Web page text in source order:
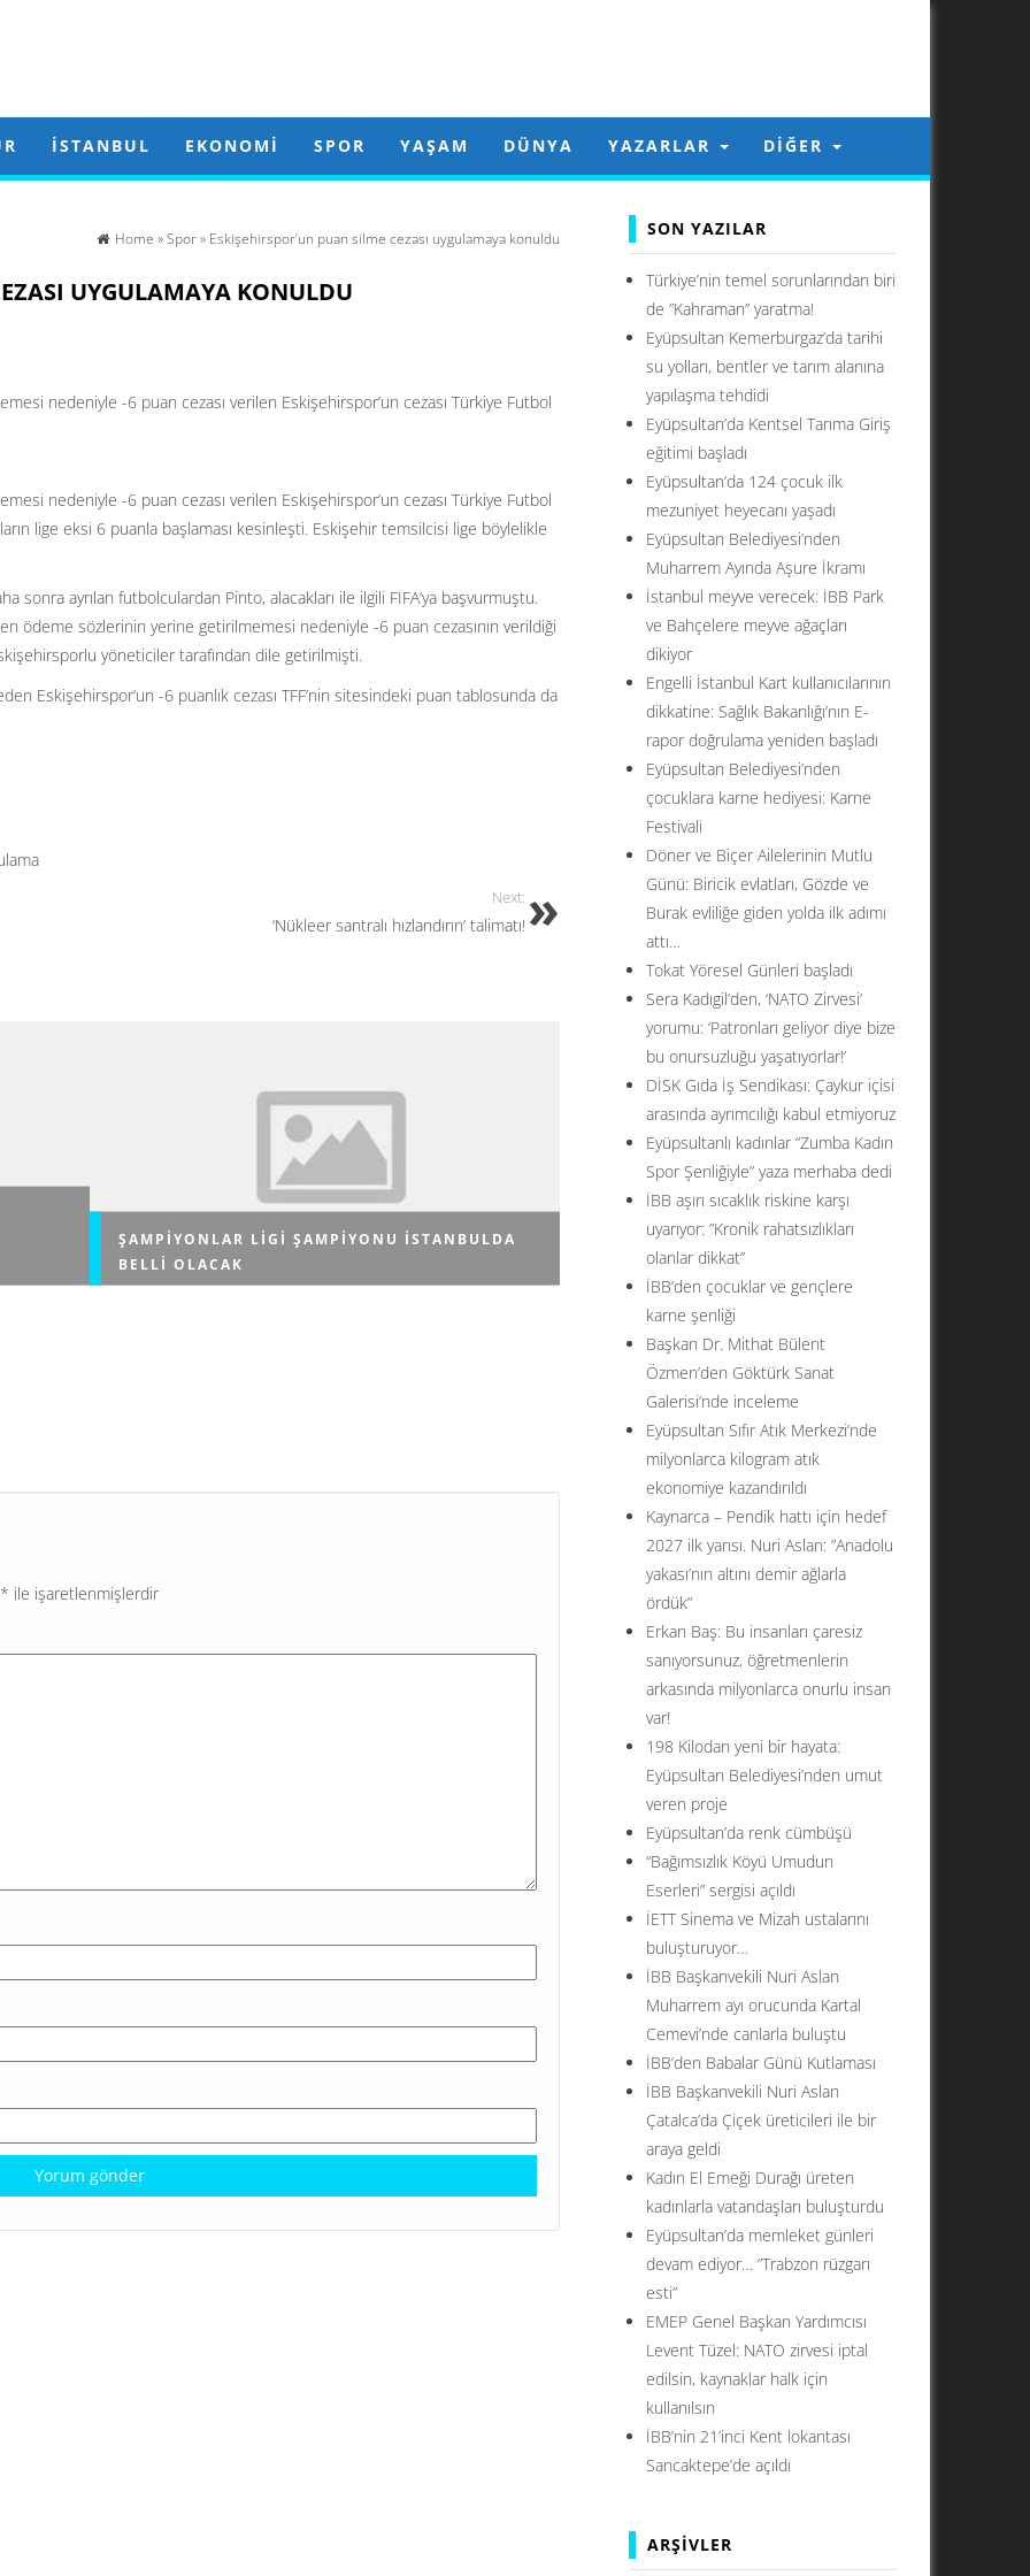
İSTANBUL EKONOMI SPOR YAŞAM DÜNYA YAZARLAR DIĞER
Home »Spor» Eskişehirspor’un puan silme cezası uygulamaya konuldu
UYGULAMAYA KONULDU
nedeniyle -6 puan cezası verilen Eskişehirspor’un cezası Türkiye Futbol
nedeniyle -6 puan cezası verilen Eskişehirspor’un cezası Türkiye Futbol
lige eksi 6 puanla başlaması kesinleşti. Eskişehir temsilcisi lige böylelikle
sonra ayrılan futbolculardan Pinto, alacakları ile ilgili FIFA’ya başvurmuştu.
ödeme sözlerinin yerine getirilmemesi nedeniyle -6 puan cezasının verildiği
yöneticiler tarafından dile getirilmişti.
Eskişehirspor’un -6 puanlık cezası TFF’nin sitesindeki puan tablosunda da
Next:
‘Nükleer santralı hızlandırın’ talimatı!
ŞAMPIYONLAR LIGI ŞAMPIYONU İSTANBULDA
BELLI OLACAK
* ile işaretlenmişlerdir
SON YAZILAR
Türkiye’nin temel sorunlarından biri
de ”Kahraman” yaratma!
Eyüpsultan Kemerburgaz’da tarihi
su yolları, bentler ve tarım alanına
yapılaşma tehdidi
Eyüpsultan’da Kentsel Tarıma Giriş
eğitimi başladı
Eyüpsultan’da 124 çocuk ilk
mezuniyet heyecanı yaşadı
Eyüpsultan Belediyesi’nden
Muharrem Ayında Aşure İkramı
İstanbul meyve verecek: İBB Park
ve Bahçelere meyve ağaçları
dikiyor
Engelli İstanbul Kart kullanıcılarının
dikkatine: Sağlık Bakanlığı’nın E-
rapor doğrulama yeniden başladı
Eyüpsultan Belediyesi’nden
çocuklara karne hediyesi: Karne
Festivali
Döner ve Biçer Ailelerinin Mutlu
Günü: Biricik evlatları, Gözde ve
Burak evliliğe giden yolda ilk adımı
attı…
Tokat Yöresel Günleri başladı
Sera Kadıgil’den, ‘NATO Zirvesi’
yorumu: ‘Patronları geliyor diye bize
bu onursuzluğu yaşatıyorlar!’
DİSK Gıda İş Sendikası: Çaykur içisi
arasında ayrımcılığı kabul etmiyoruz
Eyüpsultanlı kadınlar “Zumba Kadın
Spor Şenliğiyle” yaza merhaba dedi
İBB aşırı sıcaklık riskine karşı
uyarıyor: ”Kronik rahatsızlıkları
olanlar dikkat”
İBB’den çocuklar ve gençlere
karne şenliği
Başkan Dr. Mithat Bülent
Özmen’den Göktürk Sanat
Galerisi’nde inceleme
Eyüpsultan Sıfır Atık Merkezi’nde
milyonlarca kilogram atık
ekonomiye kazandırıldı
Kaynarca – Pendik hattı için hedef
2027 ilk yarısı. Nuri Aslan: ”Anadolu
yakası’nın altını demir ağlarla
ördük”
Erkan Baş: Bu insanları çaresiz
sanıyorsunuz, öğretmenlerin
arkasında milyonlarca onurlu insan
var!
198 Kilodan yeni bir hayata:
Eyüpsultan Belediyesi’nden umut
veren proje
Eyüpsultan’da renk cümbüşü
“Bağımsızlık Köyü Umudun
Eserleri” sergisi açıldı
İETT Sinema ve Mizah ustalarını
buluşturuyor…
İBB Başkanvekili Nuri Aslan
Muharrem ayı orucunda Kartal
Cemevi’nde canlarla buluştu
İBB’den Babalar Günü Kutlaması
İBB Başkanvekili Nuri Aslan
Çatalca’da Çiçek üreticileri ile bir
araya geldi
Kadın El Emeği Durağı üreten
kadınlarla vatandaşları buluşturdu
Eyüpsultan’da memleket günleri
devam ediyor… ”Trabzon rüzgarı
esti”
EMEP Genel Başkan Yardımcısı
Levent Tüzel: NATO zirvesi iptal
edilsin, kaynaklar halk için
kullanılsın
İBB’nin 21’inci Kent lokantası
Sancaktepe’de açıldı
ARŞIVLER